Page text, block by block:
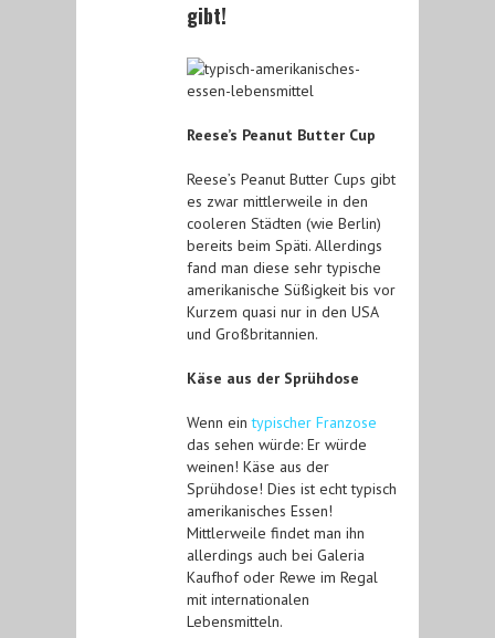
gibt!
Reese’s Peanut Butter Cup
Reese’s Peanut Butter Cups gibt
es zwar mittlerweile in den
cooleren Städten (wie Berlin)
bereits beim Späti. Allerdings
fand man diese sehr typische
amerikanische Süßigkeit bis vor
Kurzem quasi nur in den USA
und Großbritannien.
Käse aus der Sprühdose
Wenn eintypischer Franzose
das sehen würde: Er würde
weinen! Käse aus der
Sprühdose! Dies ist echt typisch
amerikanisches Essen!
Mittlerweile findet man ihn
allerdings auch bei Galeria
Kaufhof oder Rewe im Regal
mit internationalen
Lebensmitteln.